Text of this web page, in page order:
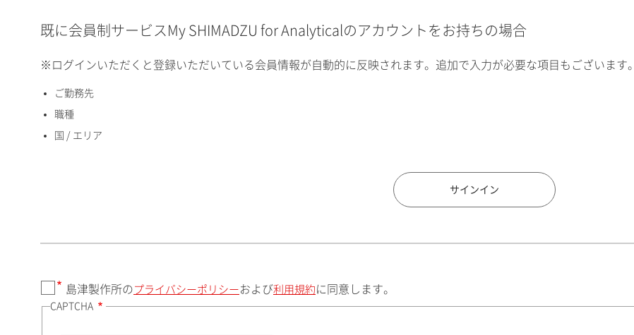
英数）
国 / エリア
住所検索
既に会員制サービスMy SHIMADZU for Analyticalのアカウントをお持ちの場合
※ログインいただくと登録いただいている会員情報が自動的に反映されます。追加で入力が必要な項目もございます。
ご勤務先
職種
国 / エリア
サインイン
島津製作所の プライバシーポリシー および利用規約 に同意します。
CAPTCHA